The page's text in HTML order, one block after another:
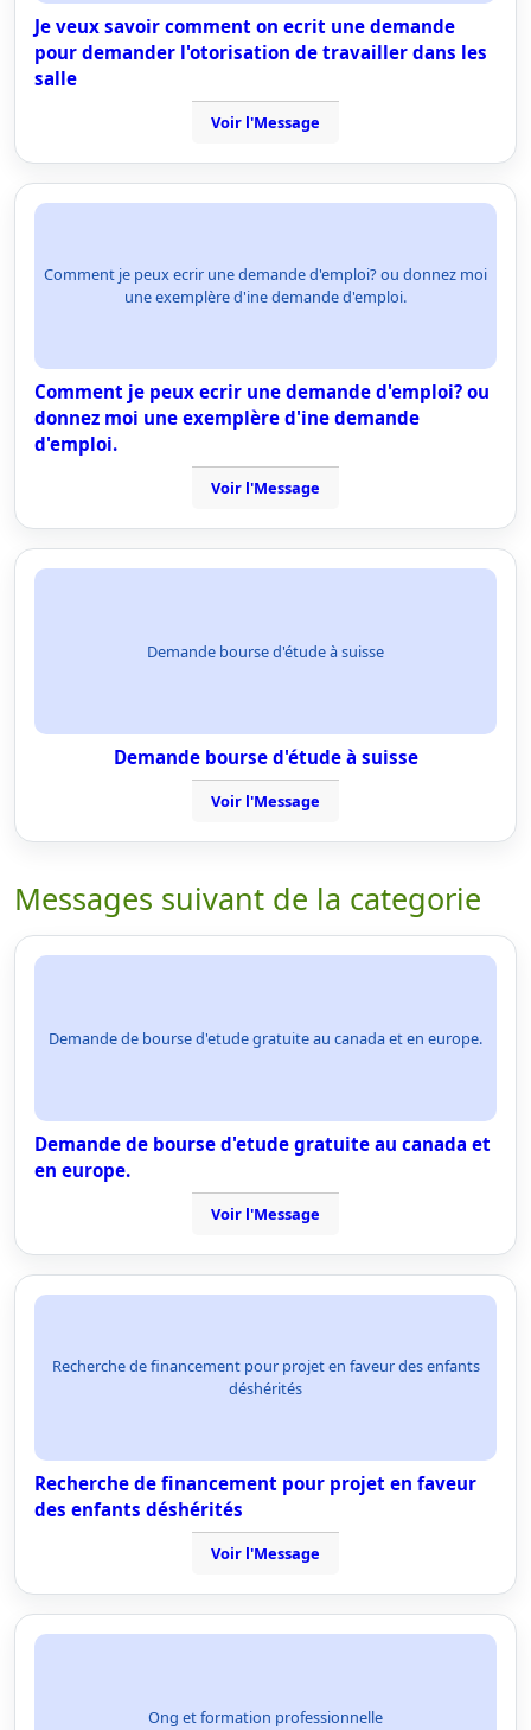
Je veux savoir comment on ecrit une demande
pour demander l'otorisation de travailler dans les
salle
Voir l'Message
Comment je peux ecrir une demande d'emploi? ou donnez moi
une exemplère d'ine demande d'emploi.
Comment je peux ecrir une demande d'emploi? ou
donnez moi une exemplère d'ine demande
d'emploi.
Voir l'Message
Demande bourse d'étude à suisse
Demande bourse d'étude à suisse
Voir l'Message
Messages suivant de la categorie
Demande de bourse d'etude gratuite au canada et en europe.
Demande de bourse d'etude gratuite au canada et
en europe.
Voir l'Message
Recherche de financement pour projet en faveur des enfants
déshérités
Recherche de financement pour projet en faveur
des enfants déshérités
Voir l'Message
Ong et formation professionnelle